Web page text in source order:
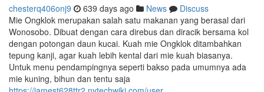
chesterq406onj9 639 days ago News
Discuss
Mie Ongklok merupakan salah satu makanan yang berasal dari
Wonosobo. Dibuat dengan cara direbus dan diracik bersama kol
dengan potongan daun kucai. Kuah mie Ongklok ditambahkan
tepung kanji, agar kuah lebih kental dari mie kuah biasanya.
Untuk menu pendampingnya seperti bakso pada umumnya ada
mie kuning, bihun dan tentu saja